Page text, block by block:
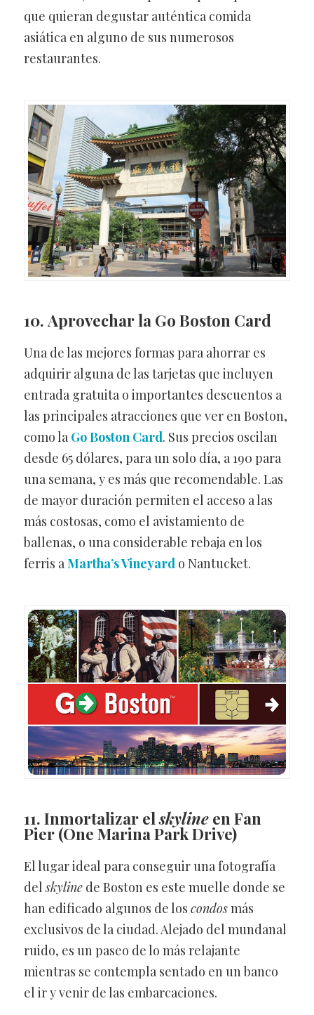
que quieran degustar auténtica comida
asiática en alguno de sus numerosos
restaurantes.
10. Aprovechar la Go Boston Card
Una de las mejores formas para ahorrar es
adquirir alguna de las tarjetas que incluyen
entrada gratuita o importantes descuentos a
las principales atracciones que ver en Boston,
como la Go Boston Card. Sus precios oscilan
desde 65 dólares, para un solo día, a 190 para
una semana, y es más que recomendable. Las
de mayor duración permiten el acceso a las
más costosas, como el avistamiento de
ballenas, o una considerable rebaja en los
ferris aMartha’s Vineyard o Nantucket.
11. Inmortalizar elskylineen Fan
Pier(One Marina Park Drive)
El lugar ideal para conseguir una fotografía
delskylinede Boston es este muelle donde se
han edificado algunos de los condosmás
exclusivos de la ciudad. Alejado del mundanal
ruido, es un paseo de lo más relajante
mientras se contempla sentado en un banco
el ir y venir de las embarcaciones.